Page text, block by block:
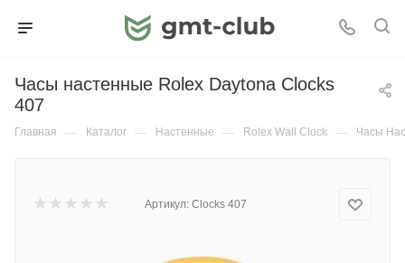
Часы настенные Rolex Daytona Сlocks
407
Главная — Каталог — Настенные — Rolex Wall Clock — Часы
Артикул: Сlocks 407